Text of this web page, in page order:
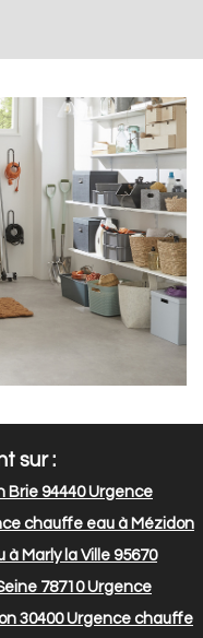
sur :
Brie 94440Urgence
chauffe eau à Mézidon
Marly la Ville 95670
78710Urgence
30400Urgence chauffe